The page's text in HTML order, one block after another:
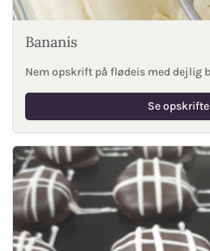
Bananis
Nem opskrift på flødeis med dejlig
Se